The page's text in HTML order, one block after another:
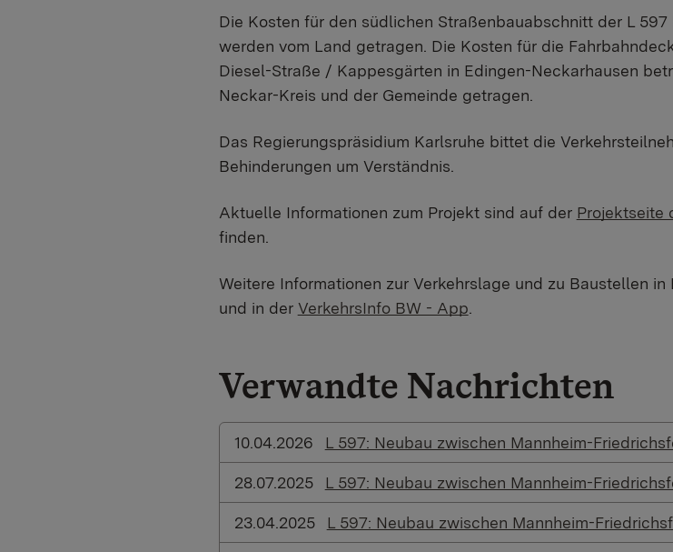
Die Kosten für den südlichen Straßenbauabschnitt der L
werden vom Land getragen. Die Kosten für die
Diesel-Straße / Kappesgärten in Edingen-Neckarhausen
Neckar-Kreis und der Gemeinde getragen.
Das Regierungspräsidium Karlsruhe bittet die
Behinderungen um Verständnis.
Aktuelle Informationen zum Projekt sind auf der Projektseite
finden.
Weitere Informationen zur Verkehrslage und zu Baustellen
und in der VerkehrsInfo BW - App.
Verwandte Nachrichten
10.04.2026 L 597: Neubau zwischen Mannheim-
28.07.2025 L 597: Neubau zwischen Mannheim-
23.04.2025 L 597: Neubau zwischen Mannheim-